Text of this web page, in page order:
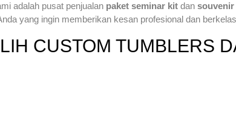
adalah pusat penjualan paket seminar kit dan souvenir
yang ingin memberikan kesan profesional dan
CUSTOM TUMBLERS